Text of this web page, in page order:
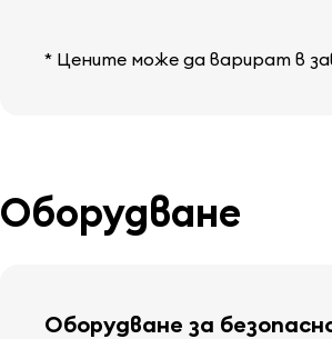
* Цените може да варират в
Оборудване
Оборудване за